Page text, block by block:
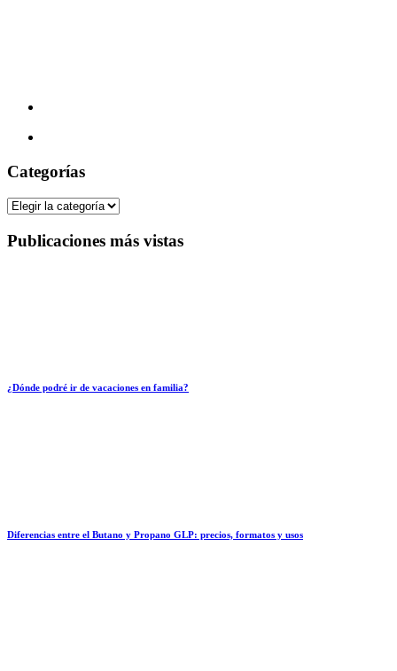
Categorías
Categorías
Publicaciones más vistas
¿Dónde podré ir de vacaciones en familia?
Diferencias entre el Butano y Propano GLP: precios, formatos y usos